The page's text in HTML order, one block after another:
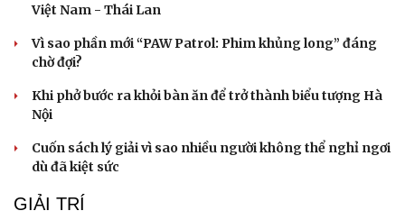
Việt Nam - Thái Lan
Vì sao phần mới “PAW Patrol: Phim khủng long” đáng
chờ đợi?
Khi phở bước ra khỏi bàn ăn để trở thành biểu tượng Hà
Nội
Cuốn sách lý giải vì sao nhiều người không thể nghỉ ngơi
dù đã kiệt sức
GIẢI TRÍ